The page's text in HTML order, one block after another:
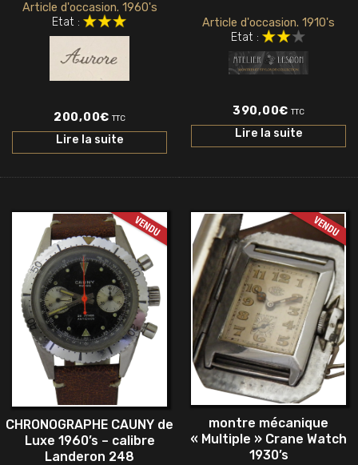
Article d'occasion. 1960's
Etat :
200,00€ TTC
Lire la suite
Article d'occasion. 1910's
Etat :
390,00€ TTC
Lire la suite
CHRONOGRAPHE CAUNY de
Luxe 1960’s – calibre
Landeron 248
montre mécanique
« Multiple » Crane Watch
1930’s